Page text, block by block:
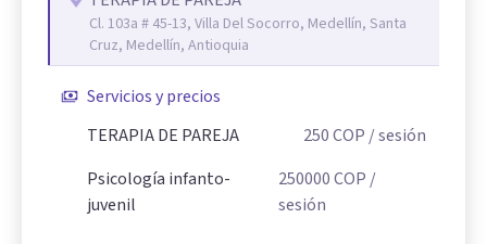
Cl. 103a # 45-13, Villa Del Socorro, Medellín, Santa
Cruz, Medellín, Antioquia
Servicios y precios
TERAPIA DE PAREJA
250COP / sesión
Psicología infanto-
juvenil
250000COP /
sesión